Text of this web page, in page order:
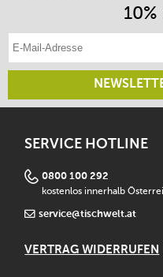
SERVICE HOTLINE
0800 100 292
kostenlos innerhalb
service@tischwelt.at
VERTRAG WIDERRUFEN